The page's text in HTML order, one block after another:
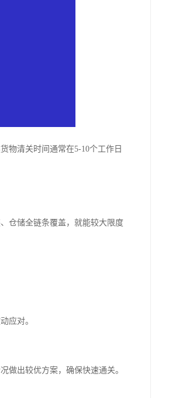
物清关时间通常在5-10个工作日
仓储全链条覆盖，就能较大限度
应对。
做出较优方案，确保快速通关。